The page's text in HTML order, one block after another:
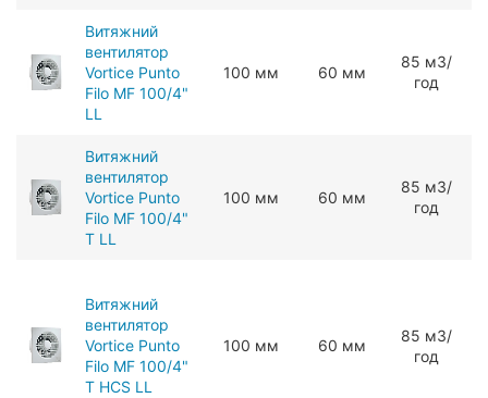
Витяжний
вентилятор
Vortice Punto
Filo MF 100/4"
LL
100 мм 60 мм
85 мЗ/
год
Витяжний
вентилятор
Vortice Punto
Filo MF 100/4"
T LL
100 мм 60 мм
85 мЗ/
год
Витяжний
вентилятор
Vortice Punto
Filo MF 100/4"
T HCS LL
100 мм 60 мм
85 мЗ/
год